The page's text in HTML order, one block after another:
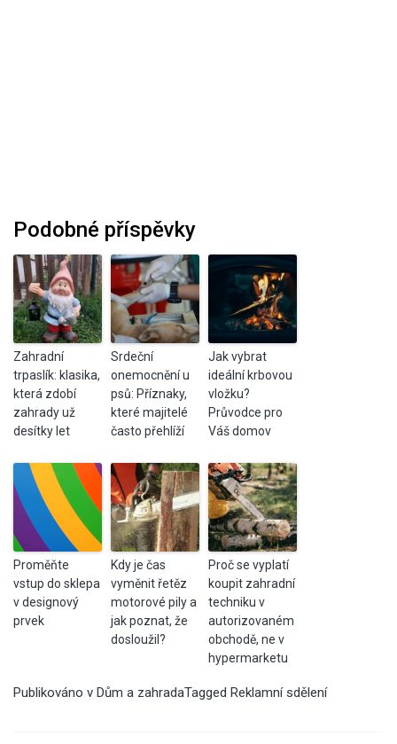
Podobné příspěvky
Zahradní
trpaslík: klasika,
která zdobí
zahrady už
desítky let
Srdeční
onemocnění u
psů: Příznaky,
které majitelé
často přehlíží
Jak vybrat
ideální krbovou
vložku?
Průvodce pro
Váš domov
Proměňte
vstup do sklepa
v designový
prvek
Kdy je čas
vyměnit řetěz
motorové pily a
jak poznat, že
dosloužil?
Proč se vyplatí
koupit zahradní
techniku v
autorizovaném
obchodě, ne v
hypermarketu
Publikováno v Dům a zahradaTagged Reklamní sdělení